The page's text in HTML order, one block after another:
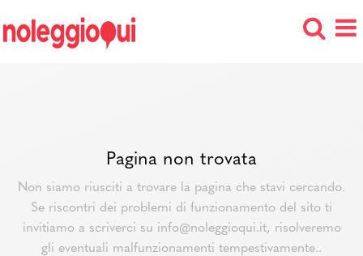
Pagina non trovata
Non siamo riusciti a trovare la pagina che stavi cercando.
Se riscontri dei problemi di funzionamento del sito ti
invitiamo a scriverci su info@noleggioqui.it, risolveremo
gli eventuali malfunzionamenti tempestivamente..